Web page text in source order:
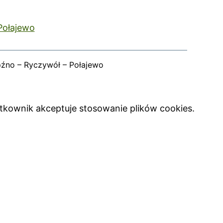
– Ryczywół – Połajewo
akceptuje stosowanie plików cookies.